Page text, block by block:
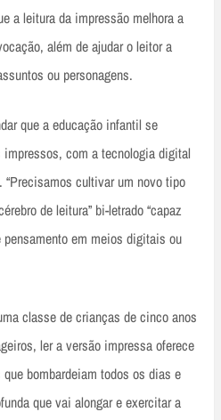
a leitura da impressão melhora a
além de ajudar o leitor a
ou personagens.
que a educação infantil se
com a tecnologia digital
cultivar um novo tipo
de leitura” bi-letrado “capaz
em meios digitais ou
classe de crianças de cinco anos
ler a versão impressa oferece
bombardeiam todos os dias e
que vai alongar e exercitar a